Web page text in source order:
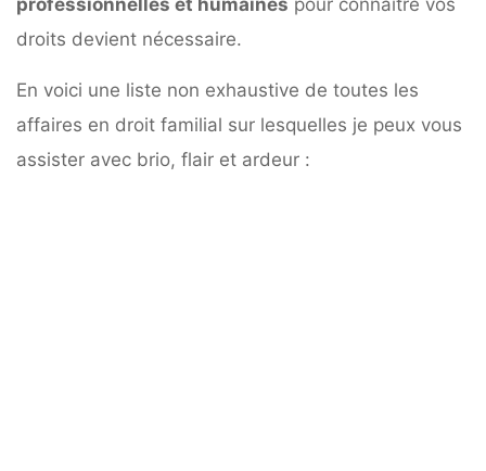
professionnelles et humaines pour connaître vos
droits devient nécessaire.
En voici une liste non exhaustive de toutes les
affaires en droit familial sur lesquelles je peux vous
assister avec brio, flair et ardeur :